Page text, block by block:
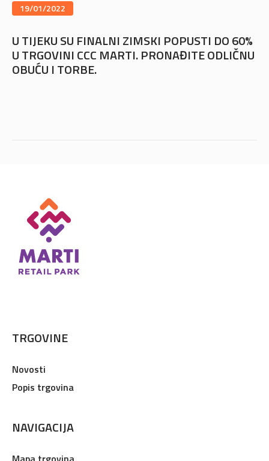
19/01/2022
U TIJEKU SU FINALNI ZIMSKI POPUSTI DO 60%
U TRGOVINI CCC MARTI. PRONAĐITE ODLIČNU
OBUĆU I TORBE.
TRGOVINE
Novosti
Popis trgovina
NAVIGACIJA